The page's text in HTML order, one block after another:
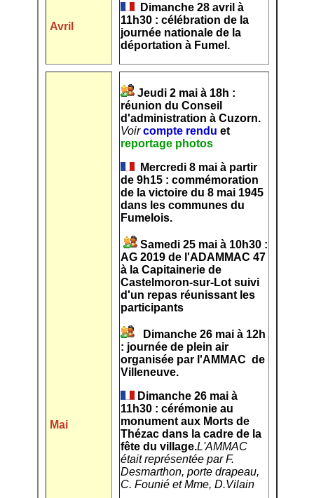
Avril
Dimanche 28 avril à
11h30 : célébration de la
journée nationale de la
déportation à Fumel.
Mai
Jeudi 2 mai à 18h :
réunion du Conseil
d'administration à Cuzorn.
Voir compte rendu et
reportage photos
Mercredi 8 mai à partir
de 9h15 : commémoration
de la victoire du 8 mai 1945
dans les communes du
Fumelois.
Samedi 25 mai à 10h30 :
AG 2019 de l'ADAMMAC 47
à la Capitainerie de
Castelmoron-sur-Lot suivi
d'un repas réunissant les
participants
Dimanche 26 mai à 12h
: journée de plein air
organisée par l'AMMAC de
Villeneuve.
Dimanche 26 mai à
11h30 : cérémonie au
monument aux Morts de
Thézac dans la cadre de la
fête du village.L'AMMAC
était représentée par F.
Desmarthon, porte drapeau,
C. Founié et Mme, D.Vilain